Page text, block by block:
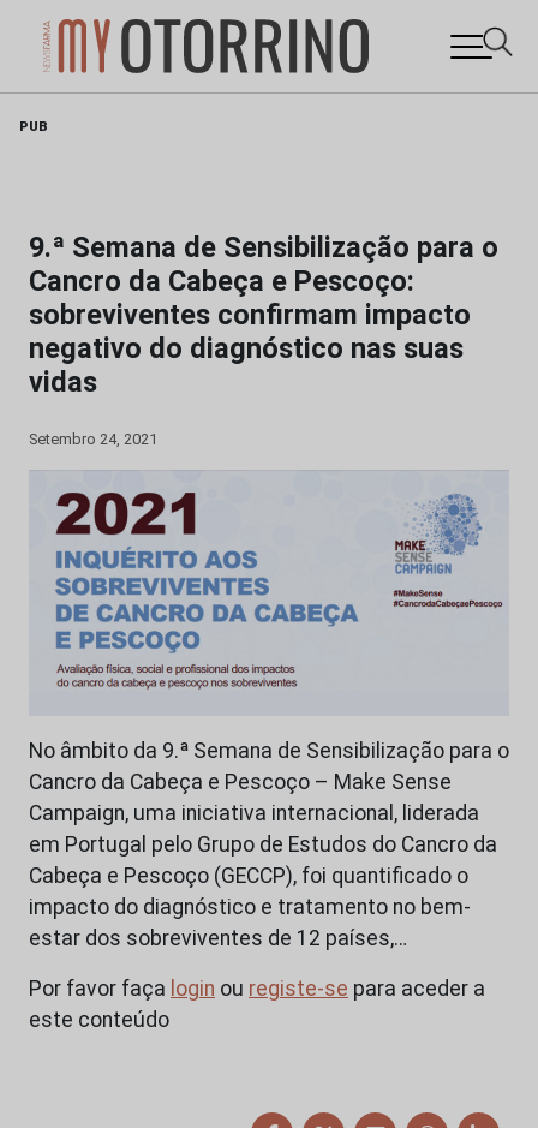
PUB
9.ª Semana de Sensibilização para o
Cancro da Cabeça e Pescoço:
sobreviventes confirmam impacto
negativo do diagnóstico nas suas
vidas
Setembro 24, 2021
No âmbito da 9.ª Semana de Sensibilização para o
Cancro da Cabeça e Pescoço – Make Sense
Campaign, uma iniciativa internacional, liderada
em Portugal pelo Grupo de Estudos do Cancro da
Cabeça e Pescoço (GECCP), foi quantificado o
impacto do diagnóstico e tratamento no bem-
estar dos sobreviventes de 12 países,…
Por favor faça login ou registe-se para aceder a
este conteúdo